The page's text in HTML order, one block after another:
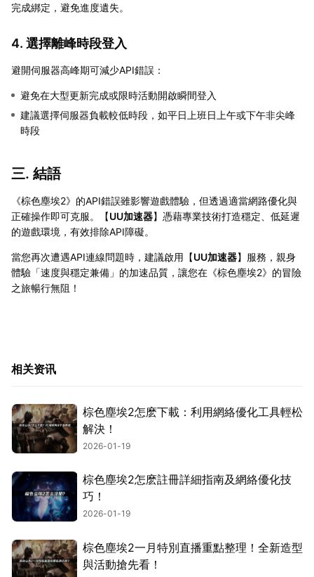
完成綁定，避免進度遺失。
4. 選擇離峰時段登入
避開伺服器高峰期可減少API錯誤：
避免在大型更新完成或限時活動開啟瞬間登入
建議選擇伺服器負載較低時段，如平日上班日上午或下午非尖峰
時段
三. 結語
《棕色塵埃2》的API錯誤雖影響遊戲體驗，但透過適當網路優化與
正確操作即可克服。【UU加速器】憑藉專業技術打造穩定、低延遲
的遊戲環境，有效排除API障礙。
當您再次遭遇API連線問題時，建議啟用【UU加速器】服務，親身
體驗「速度與穩定兼備」的加速品質，讓您在《棕色塵埃2》的冒險
之旅暢行無阻！
相关资讯
棕色塵埃2怎麽下載：利用網絡優化工具輕松
解決！
2026-01-19
棕色塵埃2怎麽註冊詳細指南及網絡優化技
巧！
2026-01-19
棕色塵埃2一月特別直播重點整理！全新造型
與活動搶先看！